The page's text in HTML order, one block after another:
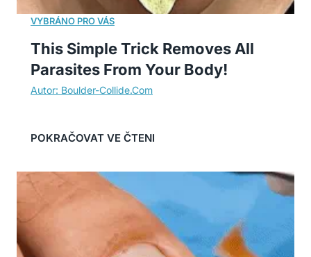
This Simple Trick Removes All
Parasites From Your Body!